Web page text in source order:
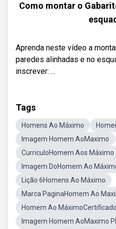
Como montar o
Aprenda neste vídeo a
paredes alinhadas e no
inscrever: ...
Tags
Homens Ao Máximo
Imagem Homem AoMaximo
CurriculoHomem Aos Máximo
Imagem DoHomem Ao
Lição 6Homens Ao Máximo
Marca PaginaHomem Ao
Homem Ao MáximoCertificado
Imagem Homem AoMaximo